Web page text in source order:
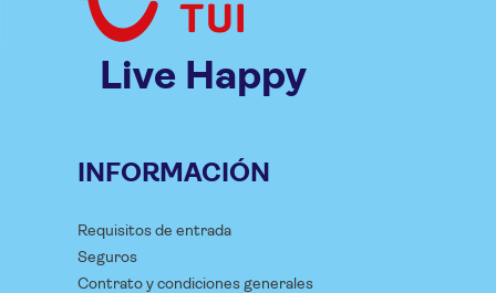
Live Happy
INFORMACIÓN
Requisitos de entrada
Seguros
Contrato y condiciones generales